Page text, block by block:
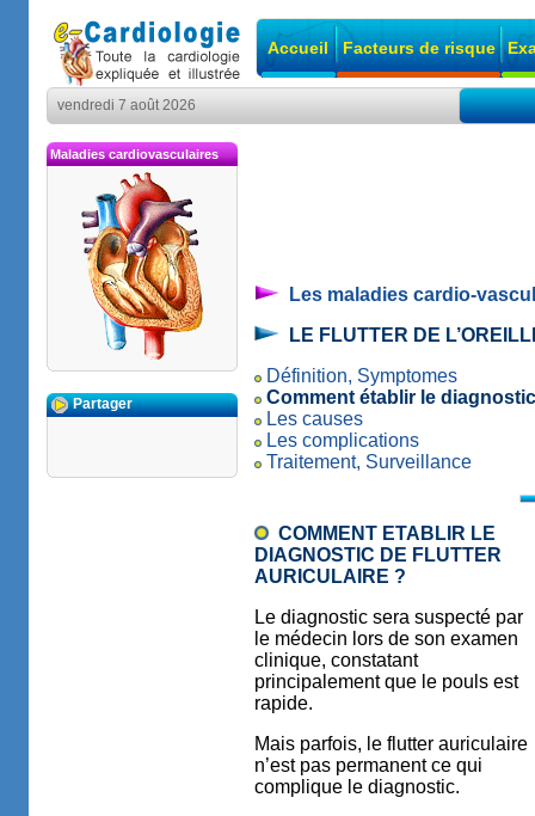
Accueil Facteurs de risque
vendredi 7 août 2026
Maladies cardiovasculaires
Partager
Les maladies cardio-
LE FLUTTER DE
Définition, Symptomes
Comment établir le
Les causes
Les complications
Traitement, Surveillance
COMMENT ETABLIR LE
DIAGNOSTIC DE FLUTTER
AURICULAIRE ?
Le diagnostic sera suspecté par
le médecin lors de son examen
clinique, constatant
principalement que le pouls est
rapide.
Mais parfois, le flutter auriculaire
n’est pas permanent ce qui
complique le diagnostic.